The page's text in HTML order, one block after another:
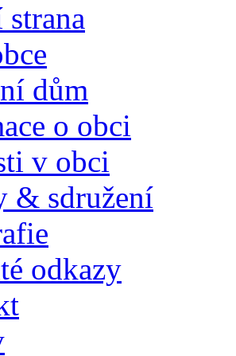
dům
o obci
v obci
& sdružení
odkazy